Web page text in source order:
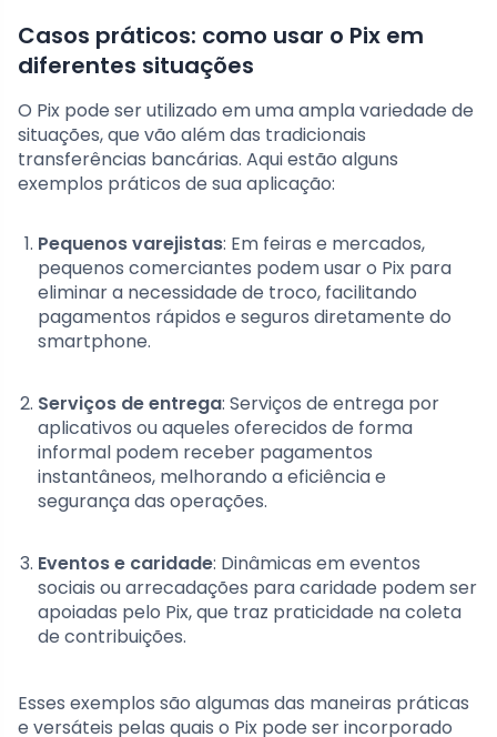
Casos práticos: como usar o Pix em
diferentes situações
O Pix pode ser utilizado em uma ampla variedade de
situações, que vão além das tradicionais
transferências bancárias. Aqui estão alguns
exemplos práticos de sua aplicação:
Pequenos varejistas: Em feiras e mercados,
pequenos comerciantes podem usar o Pix para
eliminar a necessidade de troco, facilitando
pagamentos rápidos e seguros diretamente do
smartphone.
Serviços de entrega: Serviços de entrega por
aplicativos ou aqueles oferecidos de forma
informal podem receber pagamentos
instantâneos, melhorando a eficiência e
segurança das operações.
Eventos e caridade: Dinâmicas em eventos
sociais ou arrecadações para caridade podem ser
apoiadas pelo Pix, que traz praticidade na coleta
de contribuições.
Esses exemplos são algumas das maneiras práticas
e versáteis pelas quais o Pix pode ser incorporado